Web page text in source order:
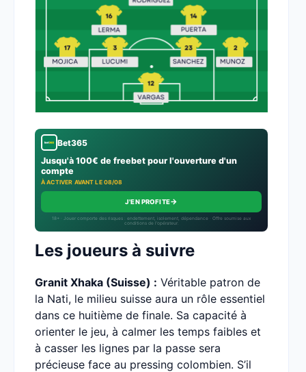
Bet365
Jusqu'à 100€ de freebet pour l'ouverture d'un
compte
À ACTIVER AVANT LE 08/08
J'EN PROFITE→
18+ · Jouer comporte des risques : endettement, isolement, dépendance · Offre soumise aux
conditions de l’opérateur.
Les joueurs à suivre
Granit Xhaka (Suisse) : Véritable patron de
la Nati, le milieu suisse aura un rôle essentiel
dans ce huitième de finale. Sa capacité à
orienter le jeu, à calmer les temps faibles et
à casser les lignes par la passe sera
précieuse face au pressing colombien. S’il